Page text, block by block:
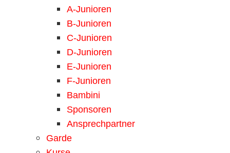
A-Junioren
B-Junioren
C-Junioren
D-Junioren
E-Junioren
F-Junioren
Bambini
Sponsoren
Ansprechpartner
Garde